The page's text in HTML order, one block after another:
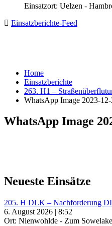
Einsatzort: Uelzen -
Einsatzberichte-Feed
Home
Einsatzberichte
263. H1 –
WhatsApp Image 2023-
WhatsApp Image
Neueste Einsätze
205. H DLK – Nachforderung
6. August 2026 | 8:52
Ort: Nienwohlde - Zum